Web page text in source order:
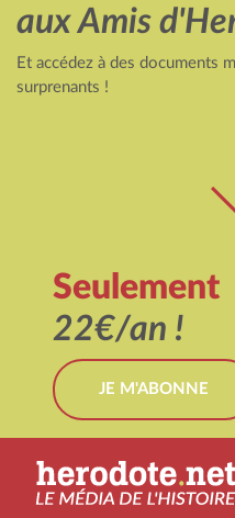
aux Amis
Et accédez à des documents
surprenants !
Seulement
22€/an !
JE M'ABONNE